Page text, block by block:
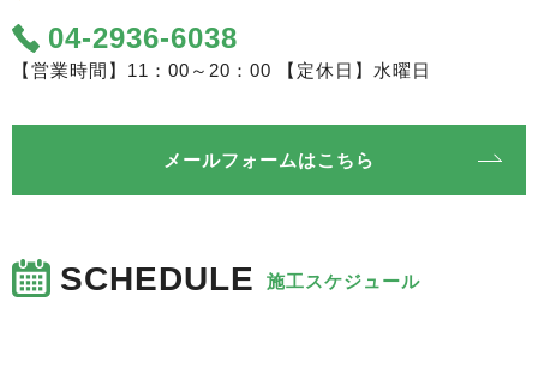
04-2936-6038
【営業時間】11：00～20：00 【定休日】水曜日
メールフォームはこちら
SCHEDULE 施工スケジュール